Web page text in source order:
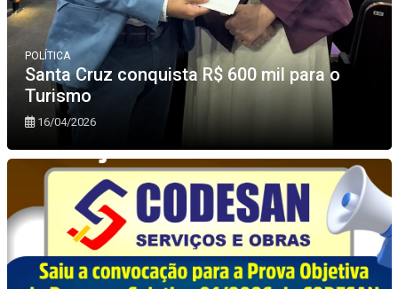
POLÍTICA
Santa Cruz conquista R$ 600 mil para o
Turismo
16/04/2026